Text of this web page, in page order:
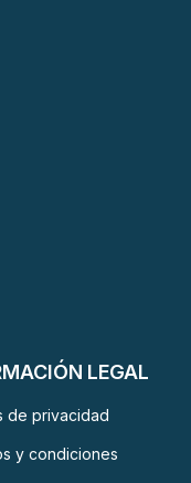
LEGAL
de privacidad
y condiciones